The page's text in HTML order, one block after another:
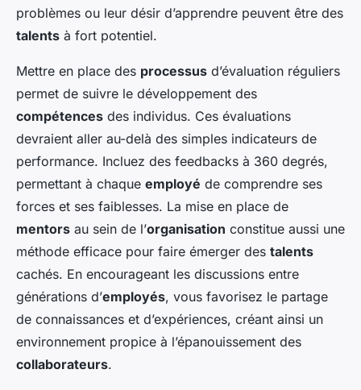
problèmes ou leur désir d’apprendre peuvent être des
talents à fort potentiel.
Mettre en place des processus d’évaluation réguliers
permet de suivre le développement des
compétences des individus. Ces évaluations
devraient aller au-delà des simples indicateurs de
performance. Incluez des feedbacks à 360 degrés,
permettant à chaque employé de comprendre ses
forces et ses faiblesses. La mise en place de
mentors au sein de l’organisation constitue aussi une
méthode efficace pour faire émerger des talents
cachés. En encourageant les discussions entre
générations d’employés, vous favorisez le partage
de connaissances et d’expériences, créant ainsi un
environnement propice à l’épanouissement des
collaborateurs.